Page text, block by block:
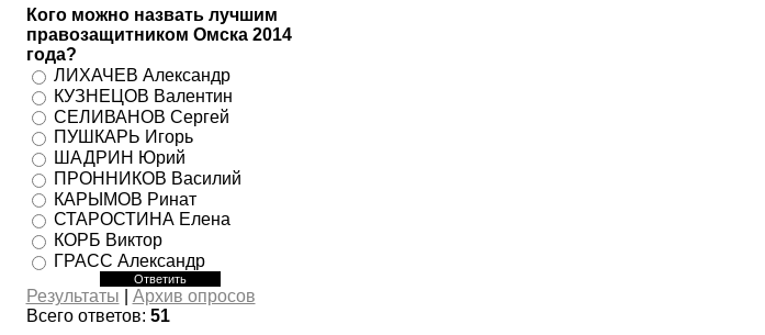
Кого можно назвать лучшим
правозащитником Омска 2014
года?
ЛИХАЧЕВ Александр
КУЗНЕЦОВ Валентин
СЕЛИВАНОВ Сергей
ПУШКАРЬ Игорь
ШАДРИН Юрий
ПРОННИКОВ Василий
КАРЫМОВ Ринат
СТАРОСТИНА Елена
КОРБ Виктор
ГРАСС Александр
Результаты
Архив опросов
Всего ответов: 51